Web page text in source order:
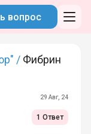
вопрос
/ Фибрин
29 Авг, 24
1 Ответ